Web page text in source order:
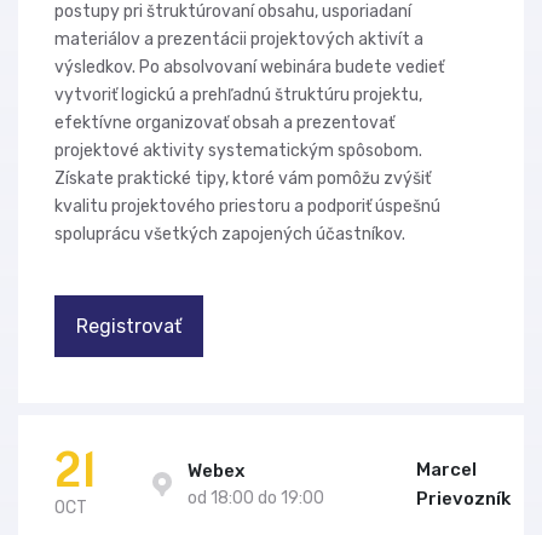
postupy pri štruktúrovaní obsahu, usporiadaní
materiálov a prezentácii projektových aktivít a
výsledkov. Po absolvovaní webinára budete vedieť
vytvoriť logickú a prehľadnú štruktúru projektu,
efektívne organizovať obsah a prezentovať
projektové aktivity systematickým spôsobom.
Získate praktické tipy, ktoré vám pomôžu zvýšiť
kvalitu projektového priestoru a podporiť úspešnú
spoluprácu všetkých zapojených účastníkov.
Registrovať
21
OCT
Webex
od 18:00 do 19:00
Marcel
Prievozník